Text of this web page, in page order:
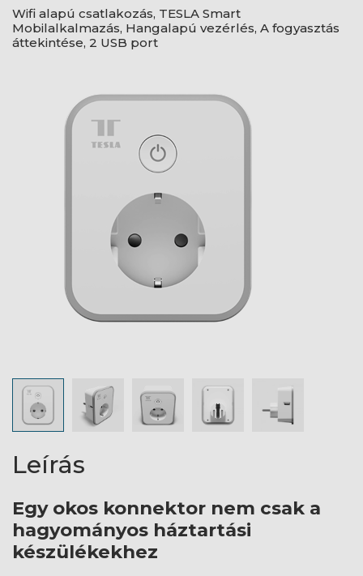
Wifi alapú csatlakozás, TESLA Smart
Mobilalkalmazás, Hangalapú vezérlés, A fogyasztás
áttekintése, 2 USB port
Leírás
Egy okos konnektor nem csak a
hagyományos háztartási
készülékekhez